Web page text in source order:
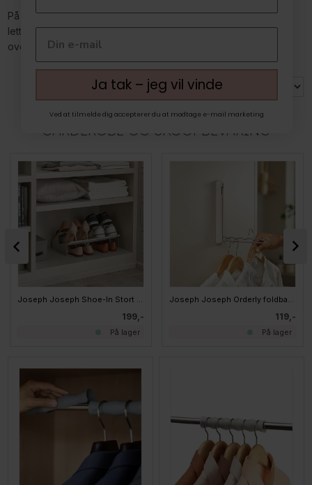
På denne side finder du et udvalg af produkter, der gør det
lettere at holde styr på garderoben og få skabt et mere
overskueligt og ryddeligt udtryk.
MEST POPULÆRE I JOSEPH JOSEPH
GARDEROBE OG SKOOPBEVARING
Joseph Joseph Shoe-In Stort Skostativ til skabet, Ecru
199,-
På lager
Joseph Joseph Orderly foldbar Tøjstang til vægophæng
119,-
På lager
Ja tak – jeg vil vinde
Ved at tilmelde dig accepterer du at modtage e-mail marketing